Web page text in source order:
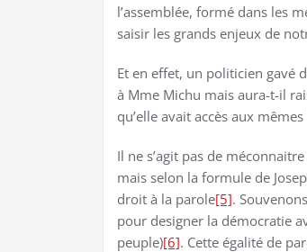
l’assemblée, formé dans les
saisir les grands enjeux de
Et en effet, un politicien gavé
à Mme Michu mais aura-t-il
qu’elle avait accès aux
Il ne s’agit pas de
mais selon la formule de
droit à la parole[5].
pour designer la démocratie
peuple)[6]. Cette égalité de